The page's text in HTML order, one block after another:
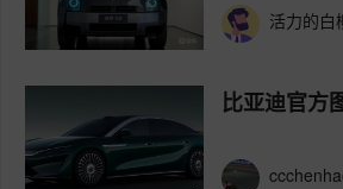
活力的白
比亚迪官方